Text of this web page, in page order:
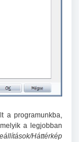
a programunkba,
a legjobban
Háttérkép